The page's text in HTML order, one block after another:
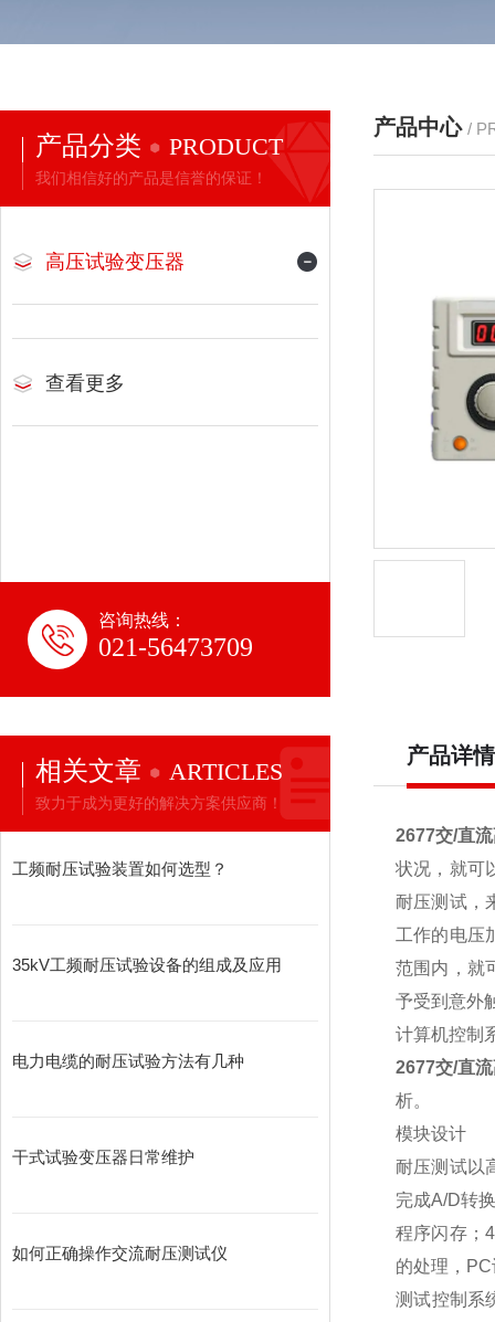
产品分类 PRODUCT
我们相信好的产品是信誉的保证！
高压试验变压器
查看更多
咨询热线：
021-56473709
相关文章 ARTICLES
致力于成为更好的解决方案供应商！
工频耐压试验装置如何选型？
35kV工频耐压试验设备的组成及应用
电力电缆的耐压试验方法有几种
干式试验变压器日常维护
如何正确操作交流耐压测试仪
产品中心 /
产品详情
2677交/直
状况，就可
耐压测试，
工作的电压
范围内，就
予受到意外
计算机控制
2677交/直
析。
模块设计
耐压测试以
完成A/D转
程序闪存；
的处理，
测试控制系